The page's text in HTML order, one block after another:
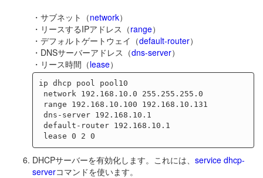
・サブネット（network）
・リースするIPアドレス（range）
・デフォルトゲートウェイ（default-router）
・DNSサーバーアドレス（dns-server）
・リース時間（lease）
ip dhcp pool pool10
DHCPサーバーを有効化します。これには、 service dhcp-
serverコマンドを使います。